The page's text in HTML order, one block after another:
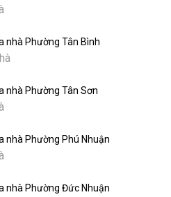
nhà Phường Tân Bình
nhà Phường Tân Sơn
nhà Phường Phú Nhuận
nhà Phường Đức Nhuận